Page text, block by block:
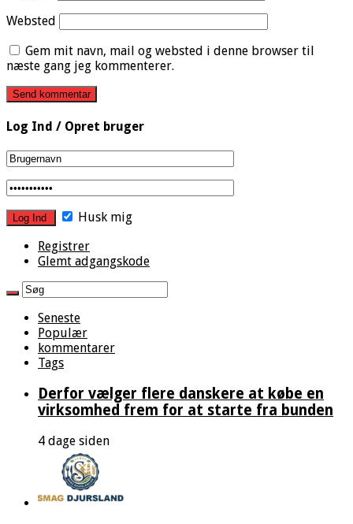
Websted
Gem mit navn, mail og websted i denne browser til
næste gang jeg kommenterer.
Log Ind / Opret bruger
Husk mig
Registrer
Glemt adgangskode
Seneste
Populær
kommentarer
Tags
Derfor vælger flere danskere at købe en
virksomhed frem for at starte fra bunden
4 dage siden